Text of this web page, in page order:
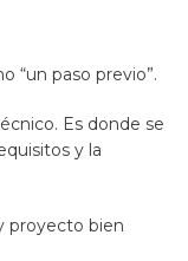
“un paso previo”.
Es donde se
y la
proyecto bien